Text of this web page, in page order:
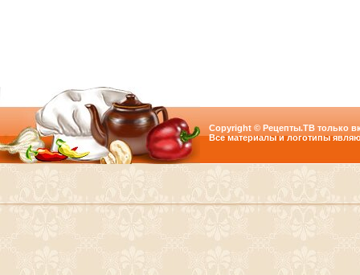
Copyright © Рецепты.ТВ только
Все материалы и логотипы